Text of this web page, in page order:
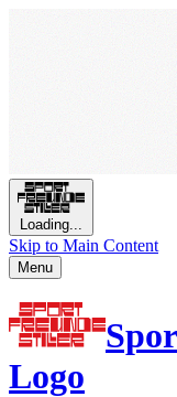
Loading...
Skip to Main Content
Menu
Logo